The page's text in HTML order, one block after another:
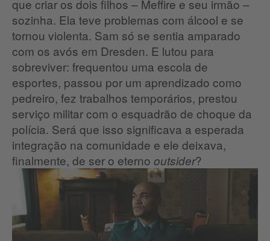
que criar os dois filhos – Meffire e seu irmão –
sozinha. Ela teve problemas com álcool e se
tornou violenta. Sam só se sentia amparado
com os avós em Dresden. E lutou para
sobreviver: frequentou uma escola de
esportes, passou por um aprendizado como
pedreiro, fez trabalhos temporários, prestou
serviço militar com o esquadrão de choque da
polícia. Será que isso significava a esperada
integração na comunidade e ele deixava,
finalmente, de ser o eterno outsider?